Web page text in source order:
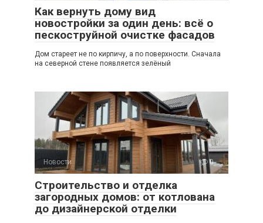
Как вернуть дому вид
новостройки за один день: всё о
пескоструйной очистке фасадов
Дом стареет не по кирпичу, а по поверхности. Сначала
на северной стене появляется зелёный
Новости 0
Строительство и отделка
загородных домов: от котлована
до дизайнерской отделки